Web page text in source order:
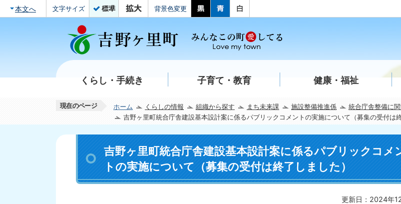
本文へ 文字サイズ 背景色変更
くらし・手続き 子育て・教育 健康・福祉
現在のページ ホーム くらしの情報 組織から探す まち未来課 施設整備推進係
統合庁舎整備に
吉野ヶ里町統合庁舎建設基本設計案に係るパブリックコメントの実施について（募集の受付は
吉野ヶ里町統合庁舎建設基本設計案に係るパブリックコメ
トの実施について（募集の受付は終了しました）
更新日：2024年